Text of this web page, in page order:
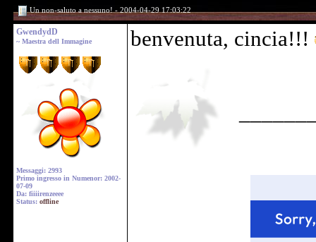
Un non-saluto a nessuno! - 2004-04-29 17:03:22
GwendydD
~ Maestra dell Immagine
Messaggi: 2993
Primo ingresso in Numenor: 2002-
07-09
Da: fiiiirenzeeee
Status: offline
benvenuta, cincia!!!